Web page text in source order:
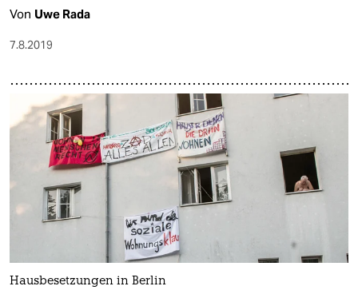
Von Uwe Rada
7.8.2019
Hausbesetzungen in Berlin